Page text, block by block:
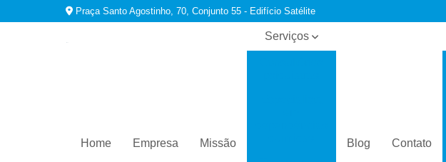
Praça Santo Agostinho, 70, Conjunto 55 - Edifício Satélite
Home Empresa Missão
Serviços
Blog Contato